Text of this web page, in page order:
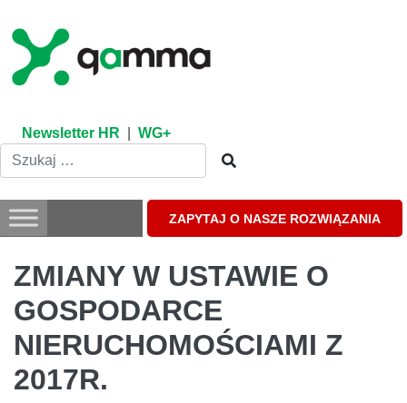
content
Newsletter HR WG+
ZAPYTAJ O NASZE ROZWIĄZANIA
ZMIANY W USTAWIE O
GOSPODARCE
NIERUCHOMOŚCIAMI Z
2017R.